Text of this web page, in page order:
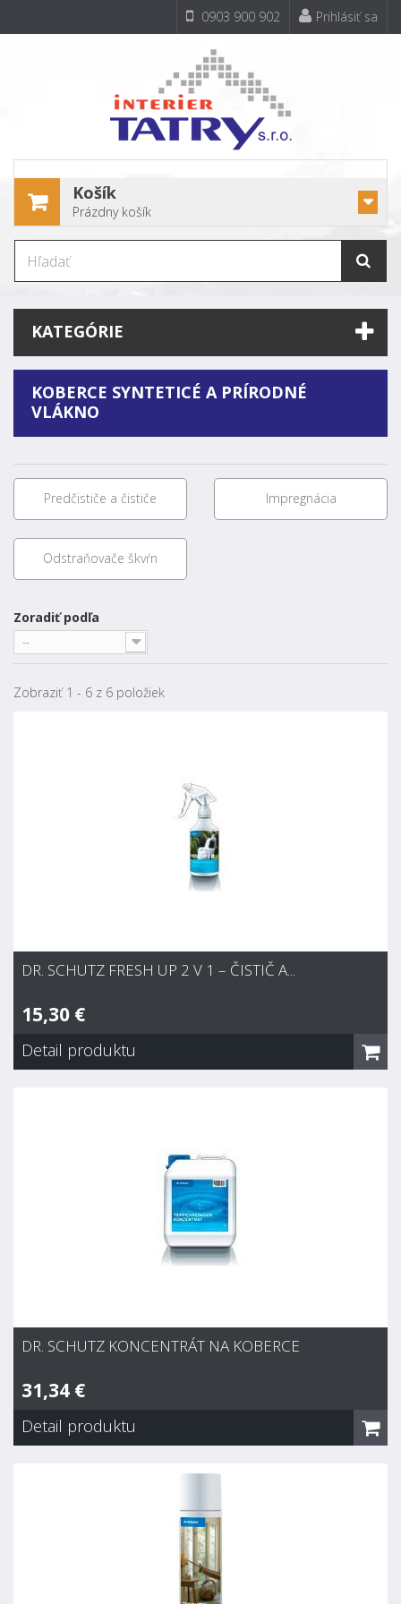
0903 900 902 Prihlásiť sa
Košík
Prázdny košík
KATEGÓRIE
KOBERCE SYNTETICÉ A PRÍRODNÉ
VLÁKNO
Predčističe a čističe Impregnácia
Odstraňovače škvŕn
Zoradiť podľa
--
Zobraziť 1 - 6 z 6 položiek
DR. SCHUTZ FRESH UP 2 V 1 – ČISTIČ A...
15,30 €
Dr. Schutz Fresh Up 2 v 1 – čistič a...
Stará sa o sviežu vôňu vďaka novej Fresh-Up formuli.
Nepríjemné pachy na kobercoch a čalúnení budú úplne
absorbované. Rozpúšťa nečistoty a škvrny, preto je ideálnym
predčističom pri suchom aj mokrom extrakčnom čistení.
Vhodný pre čistenie padom z mikrovlákna.
Detail produktu
DR. SCHUTZ KONCENTRÁT NA KOBERCE
31,34 €
Dr. Schutz Koncentrát na koberce
Skladom
Pre hĺbkové extrakčné čistenie kobercov a čalúnenia zo
syntetických vlákien a vlny. Vhodný do všetkých extraktorov. S
integrovaným rozpúšťačom škvŕn a odpeňovačom. Fresh-Up
Detail produktu